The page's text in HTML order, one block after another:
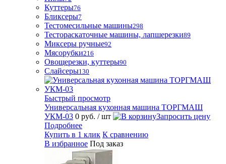
Куттеры76
Бликсеры7
Тестомесильные машины298
Тестораскаточные машины, лапшерезки89
Миксеры ручные92
Мясорубки216
Овощерезки, куттеры90
Слайсеры130
Быстрый просмотр
Универсальная кухонная машина ТОРГМАШ
УКМ-03 0 руб. / шт
Запросить цену
Подробнее
Купить в 1 клик К сравнению
В избранное Под заказ